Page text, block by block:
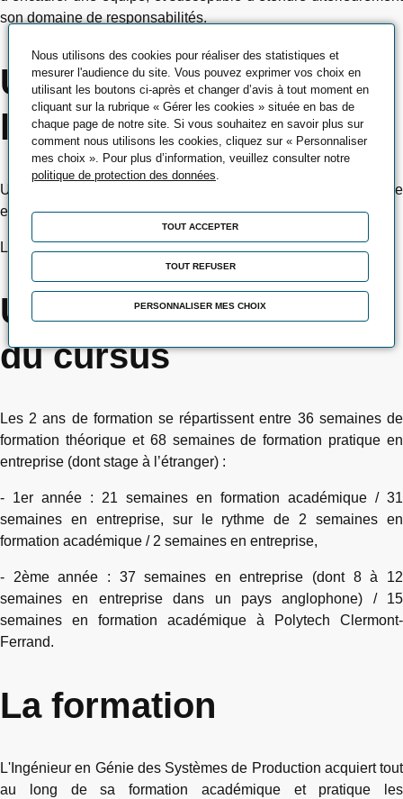
son domaine de responsabilités.
Une ouverture à
l'international
Une période en entreprise de 3 mois dans un pays anglophone
est obligatoire.
L'anglais est un enseignement obligatoire du cursus.
Une personnalisation
du cursus
Les 2 ans de formation se répartissent entre 36 semaines de
formation théorique et 68 semaines de formation pratique en
entreprise (dont stage à l’étranger) :
- 1er année : 21 semaines en formation académique / 31
semaines en entreprise, sur le rythme de 2 semaines en
formation académique / 2 semaines en entreprise,
- 2ème année : 37 semaines en entreprise (dont 8 à 12
semaines en entreprise dans un pays anglophone) / 15
semaines en formation académique à Polytech Clermont-
Ferrand.
La formation
L'Ingénieur en Génie des Systèmes de Production acquiert tout
au long de sa formation académique et pratique les
Nous utilisons des cookies pour réaliser des statistiques et
mesurer l'audience du site. Vous pouvez exprimer vos choix en
utilisant les boutons ci-après et changer d’avis à tout moment en
cliquant sur la rubrique « Gérer les cookies » située en bas de
chaque page de notre site. Si vous souhaitez en savoir plus sur
comment nous utilisons les cookies, cliquez sur « Personnaliser
mes choix ». Pour plus d’information, veuillez consulter notre
politique de protection des données
TOUT ACCEPTER
TOUT REFUSER
PERSONNALISER MES CHOIX